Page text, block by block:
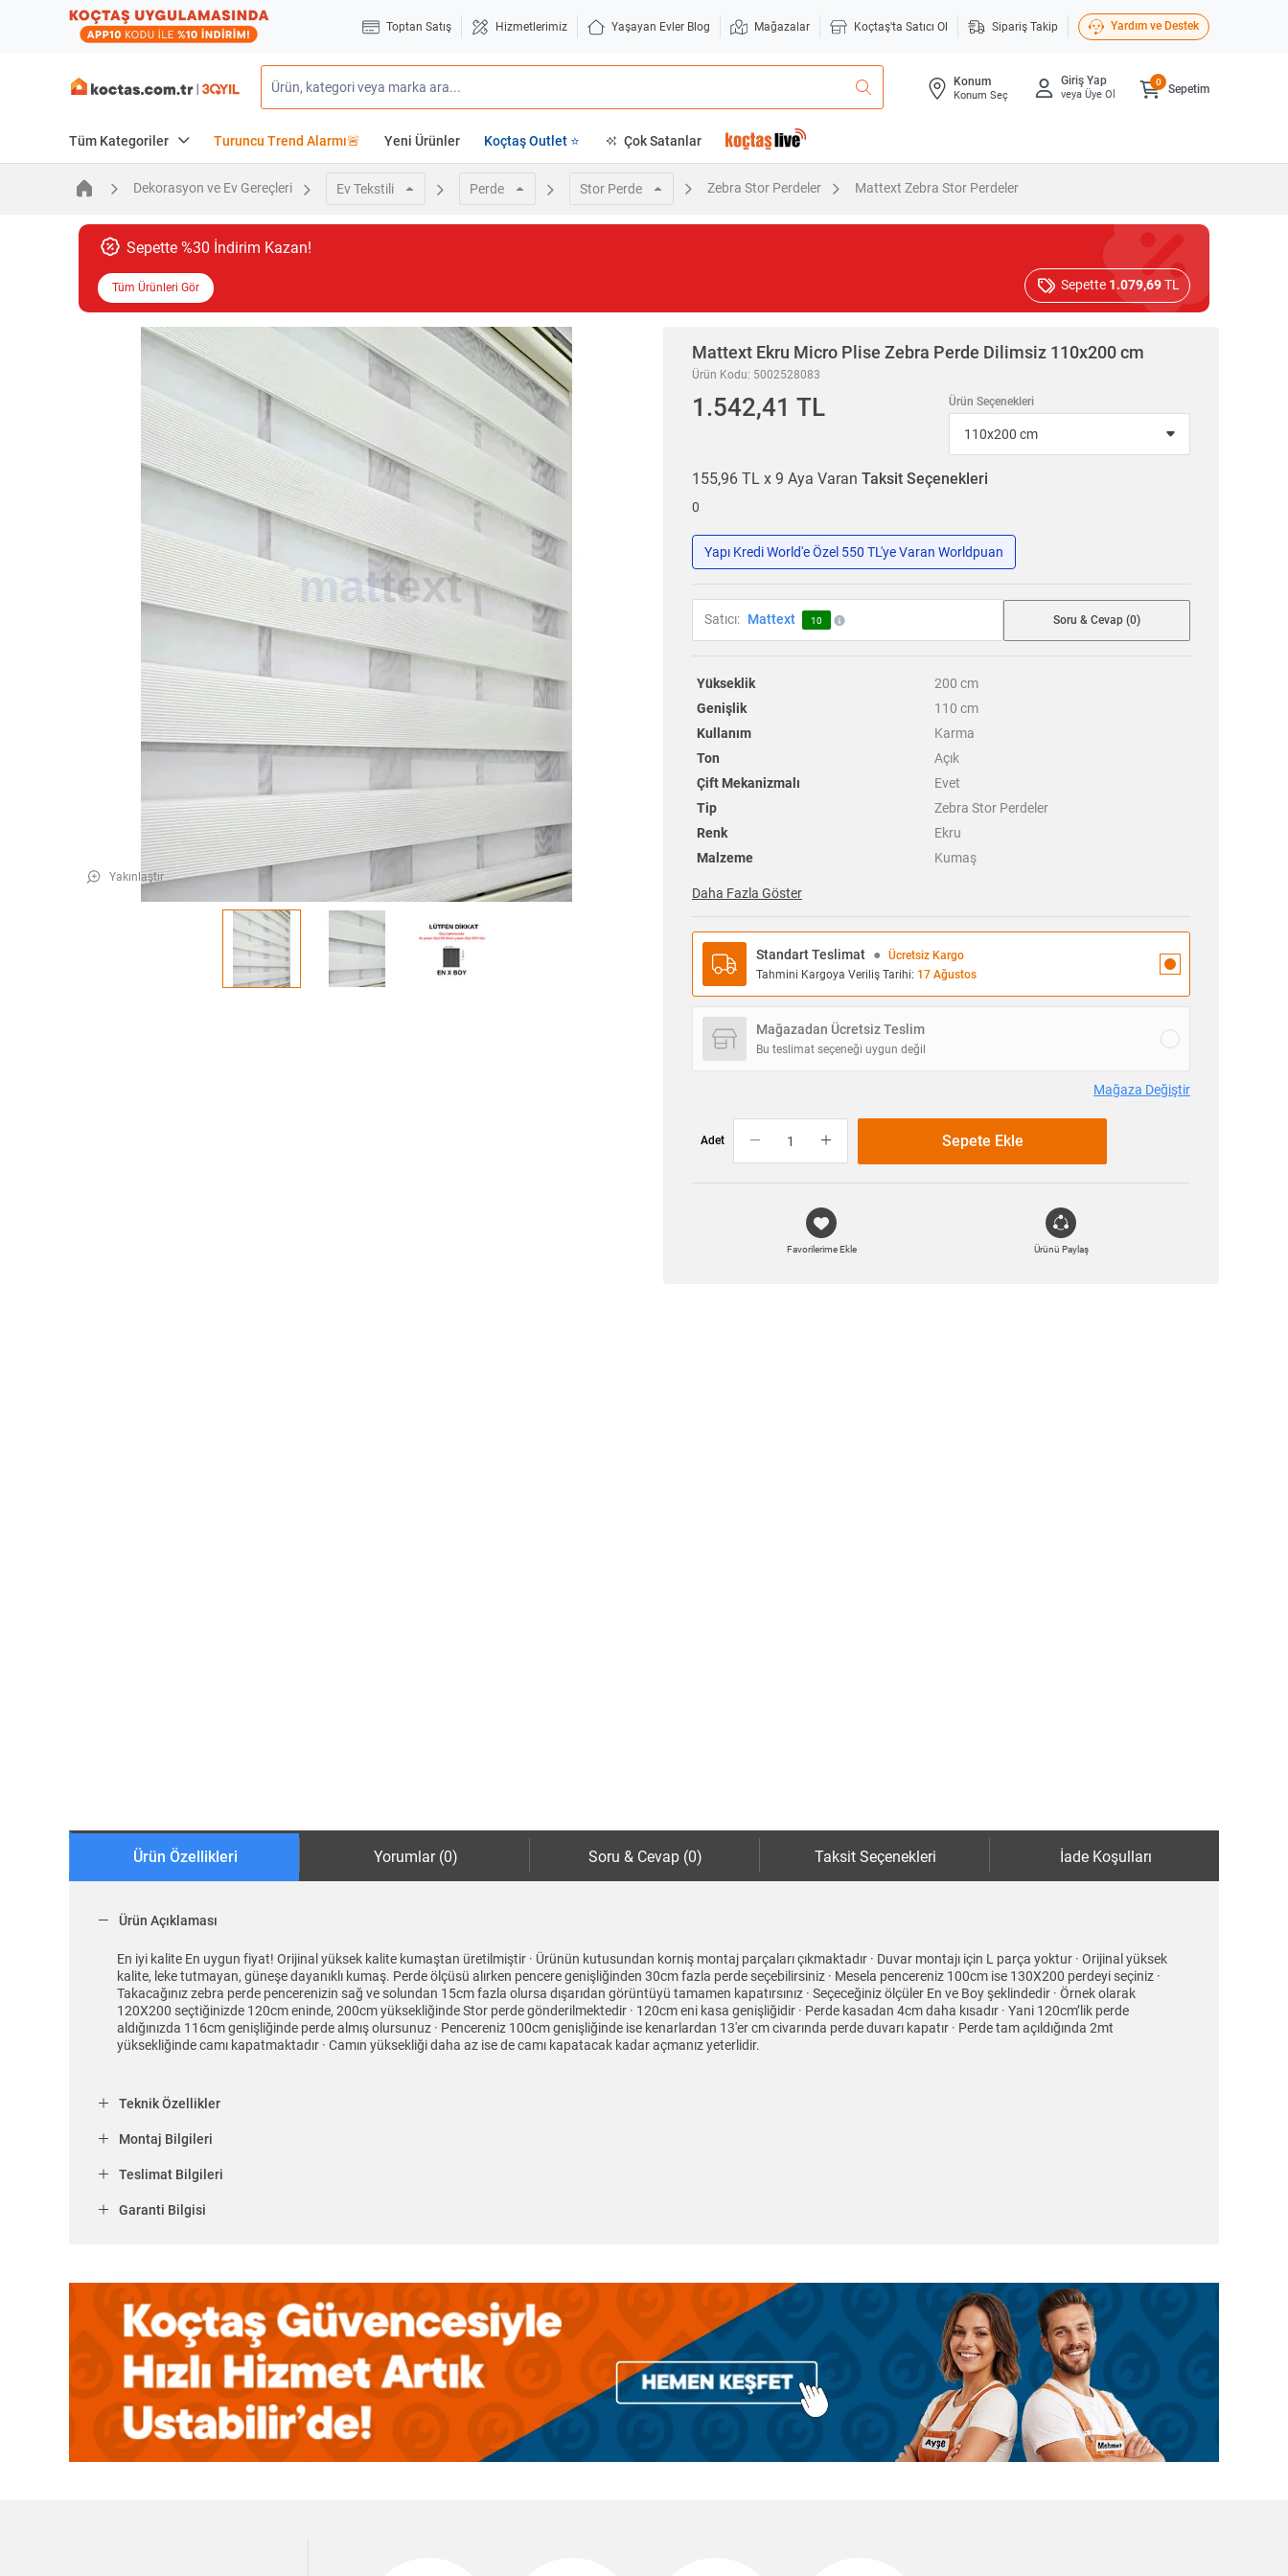
Toptan Satış Hizmetlerimiz Yaşayan Evler Blog Mağazalar Koçtaş'ta Satıcı Ol Sipariş Takip Yardım ve Destek
Konum
Konum Seç
Giriş Yap
veya Üye Ol Sepetim
0
Tüm Kategoriler Turuncu Trend Alarmı🚨 Yeni Ürünler Koçtaş Outlet ⭐ Çok Satanlar
Dekorasyon ve Ev Gereçleri Ev Tekstili Perde Stor Perde Zebra Stor Perdeler Mattext Zebra Stor Perdeler
Sepette %30 İndirim Kazan!
Tüm Ürünleri Gör Sepette 1.079,69TL
Yakınlaştır
Mattext Ekru Micro Plise Zebra Perde Dilimsiz 110x200 cm
Ürün Kodu: 5002528083
1.542,41 TL Ürün Seçenekleri
155,96 TL x 9 Aya Varan Taksit Seçenekleri
0
Yapı Kredi World'e Özel 550 TL'ye Varan Worldpuan
Satıcı: Mattext 10 Soru & Cevap (0)
Yükseklik 200 cm
Genişlik
110 cm
Kullanım
Karma
Ton
Açık
Çift Mekanizmalı
Evet
Tip
Zebra Stor Perdeler
Renk
Ekru
Malzeme
Kumaş
Daha Fazla Göster
Standart Teslimat ●
Ücretsiz Kargo
Tahmini Kargoya Veriliş Tarihi: 17 Ağustos
Mağazadan Ücretsiz Teslim
Bu teslimat seçeneği uygun değil
Mağaza Değiştir
Adet Sepete Ekle
Favorilerime Ekle Ürünü Paylaş
Ürün Özellikleri Yorumlar (0) Soru & Cevap (0) Taksit Seçenekleri İade Koşulları
Ürün Açıklaması
En iyi kalite En uygun fiyat! Orijinal yüksek kalite kumaştan üretilmiştir · Ürünün kutusundan korniş montaj parçaları çıkmaktadır · Duvar montajı için L parça yoktur · Orijinal yüksek
kalite, leke tutmayan, güneşe dayanıklı kumaş. Perde ölçüsü alırken pencere genişliğinden 30cm fazla perde seçebilirsiniz · Mesela pencereniz 100cm ise 130X200 perdeyi seçiniz ·
Takacağınız zebra perde pencerenizin sağ ve solundan 15cm fazla olursa dışarıdan görüntüyü tamamen kapatırsınız · Seçeceğiniz ölçüler En ve Boy şeklindedir · Örnek olarak
120X200 seçtiğinizde 120cm eninde, 200cm yüksekliğinde Stor perde gönderilmektedir · 120cm eni kasa genişliğidir · Perde kasadan 4cm daha kısadır · Yani 120cm’lik perde
aldığınızda 116cm genişliğinde perde almış olursunuz · Pencereniz 100cm genişliğinde ise kenarlardan 13'er cm civarında perde duvarı kapatır · Perde tam açıldığında 2mt
yüksekliğinde camı kapatmaktadır · Camın yüksekliği daha az ise de camı kapatacak kadar açmanız yeterlidir.
Teknik Özellikler
Montaj Bilgileri
Teslimat Bilgileri
Garanti Bilgisi